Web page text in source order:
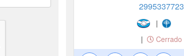
2995337723
|
|
Cerrado